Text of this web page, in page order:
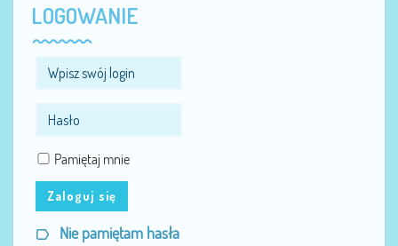
LOGOWANIE
Pamiętaj mnie
Zaloguj się
Nie pamiętam hasła